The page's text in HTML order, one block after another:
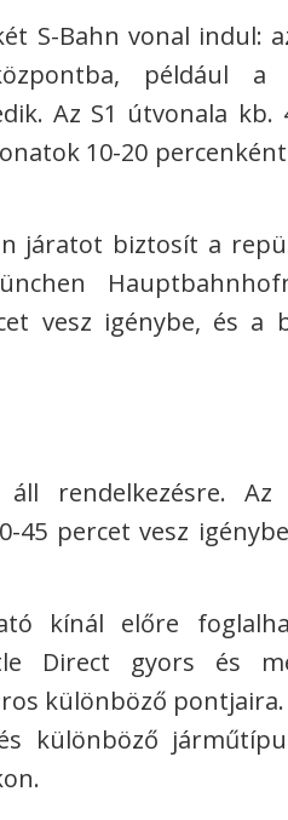
S-Bahn vonal indul:
például a
Az S1 útvonala kb.
10-20
járatot biztosít a
vesz igénybe, és a
rendelkezésre. Az
percet vesz
kínál előre
Direct gyors és
különböző pontjaira.
különböző